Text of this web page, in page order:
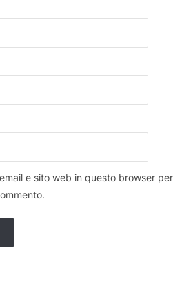
e sito web in questo browser per